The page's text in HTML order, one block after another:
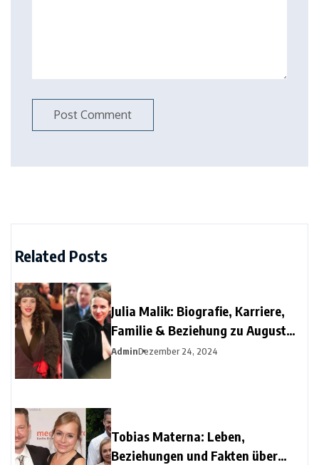
Related Posts
Julia Malik: Biografie, Karriere,
Familie & Beziehung zu August
Diehl
AdminDezember 24, 2024
Tobias Materna: Leben,
Beziehungen und Fakten über